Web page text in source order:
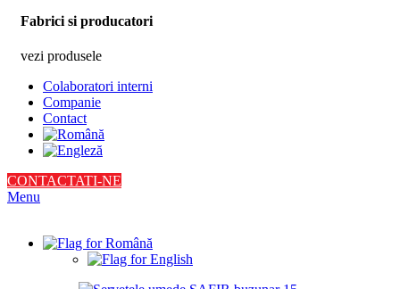
Fabrici si producatori
vezi produsele
Colaboratori interni
Companie
Contact
CONTACTATI-NE
Menu